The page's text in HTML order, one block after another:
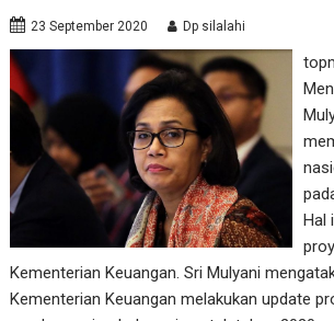
23 September 2020 Dp silalahi
Hal
Kementerian Keuangan. Sri Mulyani
Kementerian Keuangan melakukan update